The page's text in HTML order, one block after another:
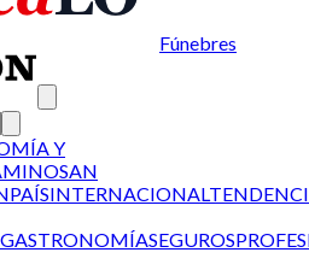
Fúnebres
Y
SAN
PAÍSINTERNACIONAL
GASTRONOMÍASEGUROS